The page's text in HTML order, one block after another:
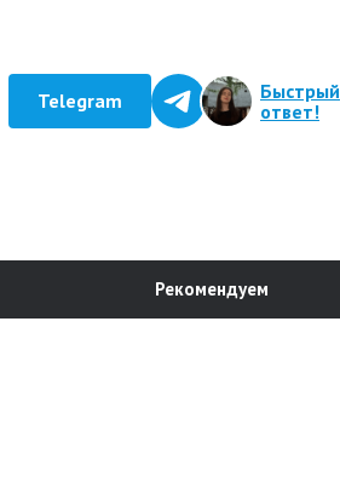
Telegram
Быстрый
ответ!
Рекомендуем